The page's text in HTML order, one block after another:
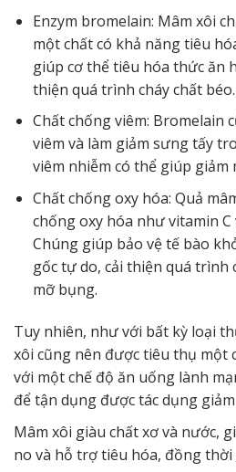
Enzym bromelain: Mâm xôi
một chất có khả năng tiêu
giúp cơ thể tiêu hóa thức ăn
thiện quá trình cháy chất béo.
Chất chống viêm: Bromelain
viêm và làm giảm sưng tấy
viêm nhiễm có thể giúp giảm
Chất chống oxy hóa: Quả
chống oxy hóa như vitamin C
Chúng giúp bảo vệ tế bào
gốc tự do, cải thiện quá trình
mỡ bụng.
Tuy nhiên, như với bất kỳ loại
xôi cũng nên được tiêu thụ một
với một chế độ ăn uống lành
để tận dụng được tác dụng
Mâm xôi giàu chất xơ và nước,
no và hỗ trợ tiêu hóa, đồng